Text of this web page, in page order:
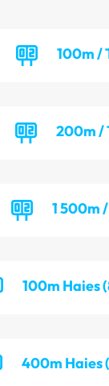
100m /
200m /
1 500m
100m Haies
400m Haies